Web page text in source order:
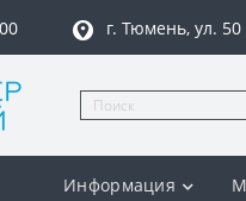
г. Тюмень, ул.
Информация